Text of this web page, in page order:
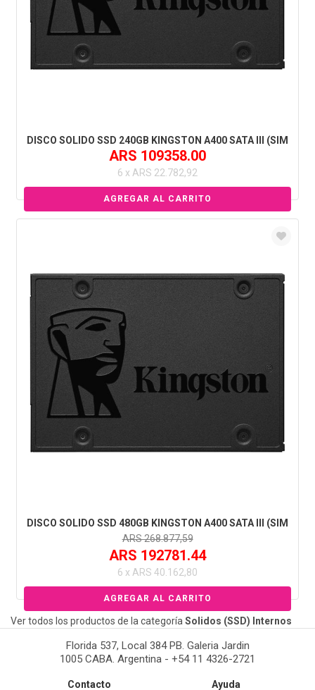
DISCO SOLIDO SSD 240GB KINGSTON A400 SATA III (SIM
ARS 109358.00
6 x ARS 22.782,92
DISCO SOLIDO SSD 480GB KINGSTON A400 SATA III (SIM
ARS 268.877,59
ARS 192781.44
6 x ARS 40.162,80
Ver todos los productos de la categoríaSolidos (SSD) Internos
Florida 537, Local 384 PB. Galeria Jardin
1005 CABA. Argentina - +54 11 4326-2721
Contacto Ayuda